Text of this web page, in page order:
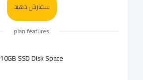
سفارش دهید
plan features
10GB SSD Disk Space